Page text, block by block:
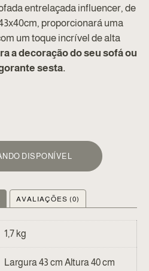
entrelaçada influencer, de
proporcionará uma
um toque incrível de alta
a decoração do seu sofá ou
sesta.
DISPONÍVEL
AVALIAÇÕES (0)
1,7 kg
Largura 43 cm Altura 40 cm